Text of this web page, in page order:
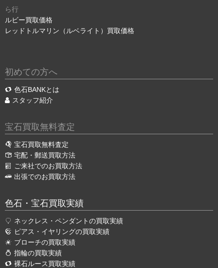
ら行
ルビー買取価格
レッドトルマリン（ルベライト）買取価格
初めての方へ
色石BANKとは
スタッフ紹介
宝石買取無料査定
宝石買取無料査定
宅配・郵送買取方法
ご来社でのお買取方法
出張でのお買取方法
色石・宝石買取実績
ネックレス・ペンダントの買取実績
ピアス・イヤリングの買取実績
ブローチの買取実績
指輪の買取実績
裸石ルース買取実績